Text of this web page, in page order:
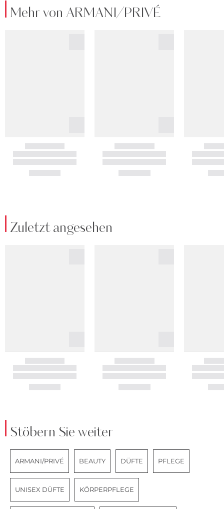
Mehr von ARMANI/PRIVÉ
Zuletzt angesehen
Stöbern Sie weiter
ARMANI/PRIVÉ BEAUTY DÜFTE PFLEGE
UNISEX DÜFTE KÖRPERPFLEGE